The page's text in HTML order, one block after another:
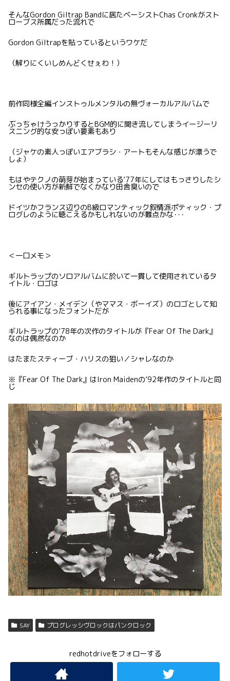
そんなGordon Giltrap Bandに居たベーシストChas Cronkがスト
ローブス所属だった流れで
Gordon Giltrapを貼っているというワケだ
（解りにくいしめんどくせぇわ！）
前作同様全編インストゥルメンタルの無ヴォーカルアルバムで
ぶっちゃけうっかりするとBGM的に聞き流してしまうイージーリ
スニング的な安っぽい要素もあり
（ジャケの素人っぽいエアブラシ・アートもそんな感じが漂うで
しょ）
もはやテクノの萌芽が始まっている’77年にしてはもっさりしたシ
ンセの使い方が新鮮でなくかなり田舎臭いので
ドイツかフランス辺りのB級ロマンティック叙情派ポティック・プ
ログレのように聴こえるかもしれないのが難点かな･･･
＜一口メモ＞
ギルトラップのソロアルバムに於いて一貫して使用されているタ
イトル・ロゴは
後にアイアン・メイデン（やママス・ボーイズ）のロゴとして知
られる事になったフォントだが
ギルトラップの’78年の次作のタイトルが『Fear Of The Dark』
なのは偶然なのか
はたまたスティーブ・ハリスの狙い／シャレなのか
※『Fear Of The Dark』はIron Maidenの’92年作のタイトルと同
じ
SAY プログレッシヴロックはパンクロック
redhotdriveをフォローする